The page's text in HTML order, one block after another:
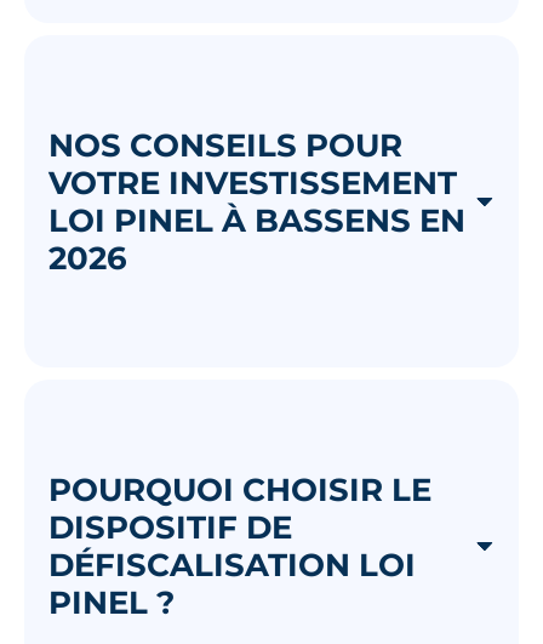
NOS CONSEILS POUR
VOTRE INVESTISSEMENT
LOI PINEL À BASSENS EN
2026
POURQUOI CHOISIR LE
DISPOSITIF DE
DÉFISCALISATION LOI
PINEL ?